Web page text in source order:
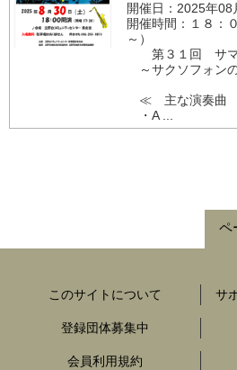
開催日：2025年08
開催時間：１８：
～）
第３１回 サマ
～サクソフォン
≪ 主な演奏
・A ...
ペ
このサイトについて サ
登録団体募集中
会員利用規約